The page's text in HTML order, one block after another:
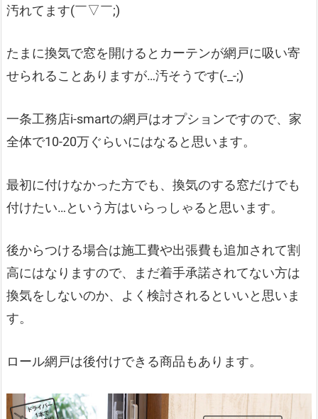
汚れてます(￣▽￣;)
たまに換気で窓を開けるとカーテンが網戸に吸い寄
せられることありますが…汚そうです(-_-;)
一条工務店i-smartの網戸はオプションですので、家
全体で10-20万ぐらいにはなると思います。
最初に付けなかった方でも、換気のする窓だけでも
付けたい…という方はいらっしゃると思います。
後からつける場合は施工費や出張費も追加されて割
高にはなりますので、まだ着手承諾されてない方は
換気をしないのか、よく検討されるといいと思いま
す。
ロール網戸は後付けできる商品もあります。